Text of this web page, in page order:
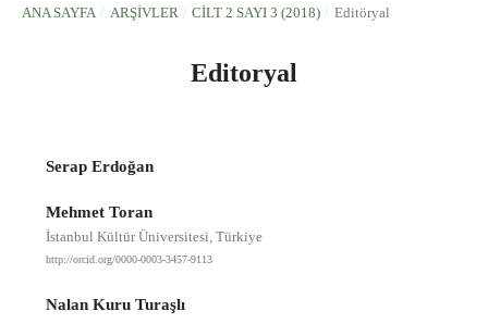
ANA SAYFA / ARŞIVLER / CILT 2 SAYI 3 (2018) / Editöryal
Editoryal
Serap Erdoğan
Mehmet Toran
İstanbul Kültür Üniversitesi, Türkiye
http://orcid.org/0000-0003-3457-9113
Nalan Kuru Turaşlı